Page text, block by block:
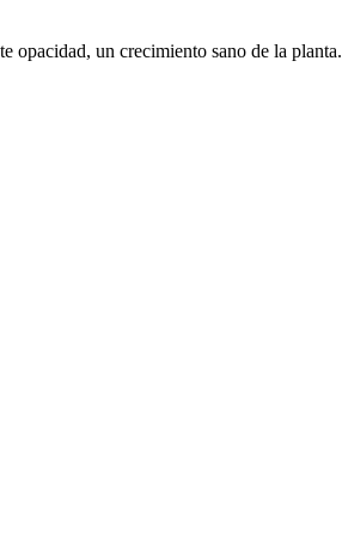
opacidad, un crecimiento sano de la planta.